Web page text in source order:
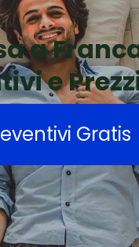
a
e
Gratis